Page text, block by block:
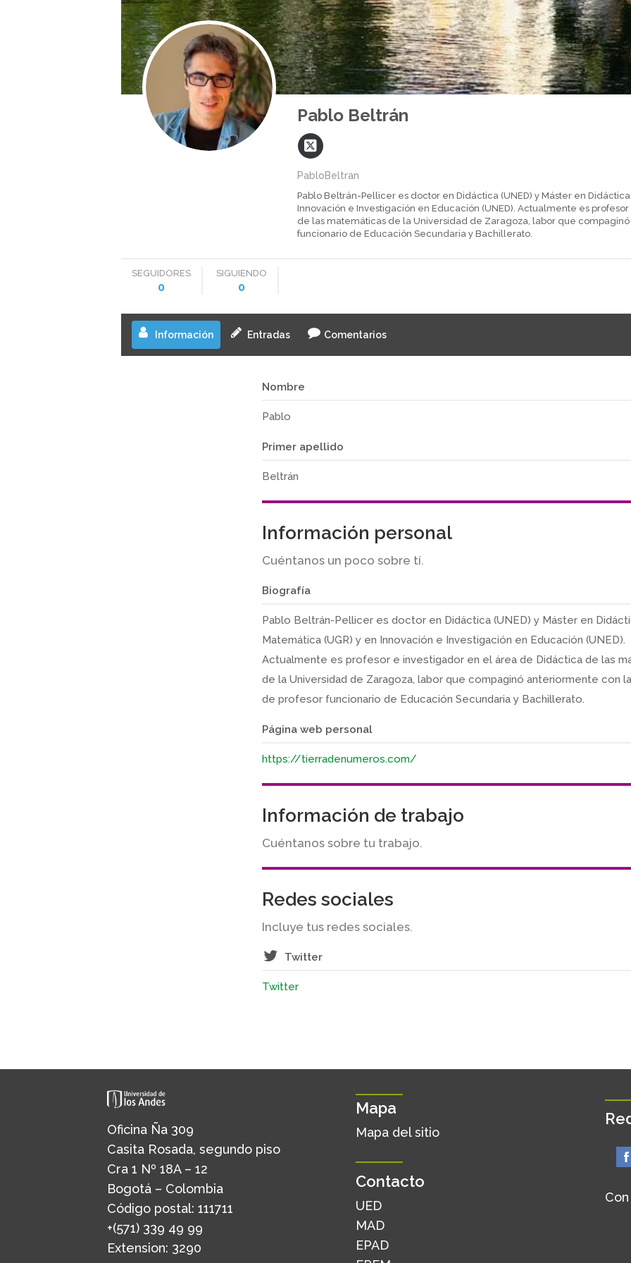
Pablo Beltrán
PabloBeltran
Pablo Beltrán-Pellicer es doctor en Didáctica (UNED) y Máster en
Innovación e Investigación en Educación (UNED). Actualmente es
de las matemáticas de la Universidad de Zaragoza, labor que
funcionario de Educación Secundaria y Bachillerato.
SEGUIDORES
0
SIGUIENDO
0
Información Entradas Comentarios
Nombre
Pablo
Primer apellido
Beltrán
Información personal
Cuéntanos un poco sobre tí.
Biografía
Pablo Beltrán-Pellicer es doctor en Didáctica (UNED) y Máster en
Matemática (UGR) y en Innovación e Investigación en Educación (UNED).
Actualmente es profesor e investigador en el área de Didáctica de las
de la Universidad de Zaragoza, labor que compaginó anteriormente con la
de profesor funcionario de Educación Secundaria y Bachillerato.
Página web personal
https://tierradenumeros.com/
Información de trabajo
Cuéntanos sobre tu trabajo.
Redes sociales
Incluye tus redes sociales.
Twitter
Twitter
Oficina Ña 309
Casita Rosada, segundo piso
Cra 1 Nº 18A – 12
Bogotá – Colombia
Código postal: 111711
+(571) 339 49 99
Extension: 3290
Mapa
Mapa del sitio
Contacto
UED
MAD
EPAD